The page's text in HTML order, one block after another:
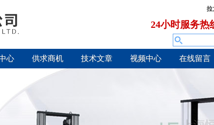
拉
24小时服务热
心 供求商机 技术文章 视频中心 在线留言